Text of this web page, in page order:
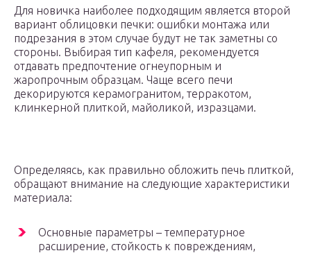
Для новичка наиболее подходящим является второй
вариант облицовки печки: ошибки монтажа или
подрезания в этом случае будут не так заметны со
стороны. Выбирая тип кафеля, рекомендуется
отдавать предпочтение огнеупорным и
жаропрочным образцам. Чаще всего печи
декорируются керамогранитом, терракотом,
клинкерной плиткой, майоликой, изразцами.
Определяясь, как правильно обложить печь плиткой,
обращают внимание на следующие характеристики
материала:
Основные параметры – температурное
расширение, стойкость к повреждениям,